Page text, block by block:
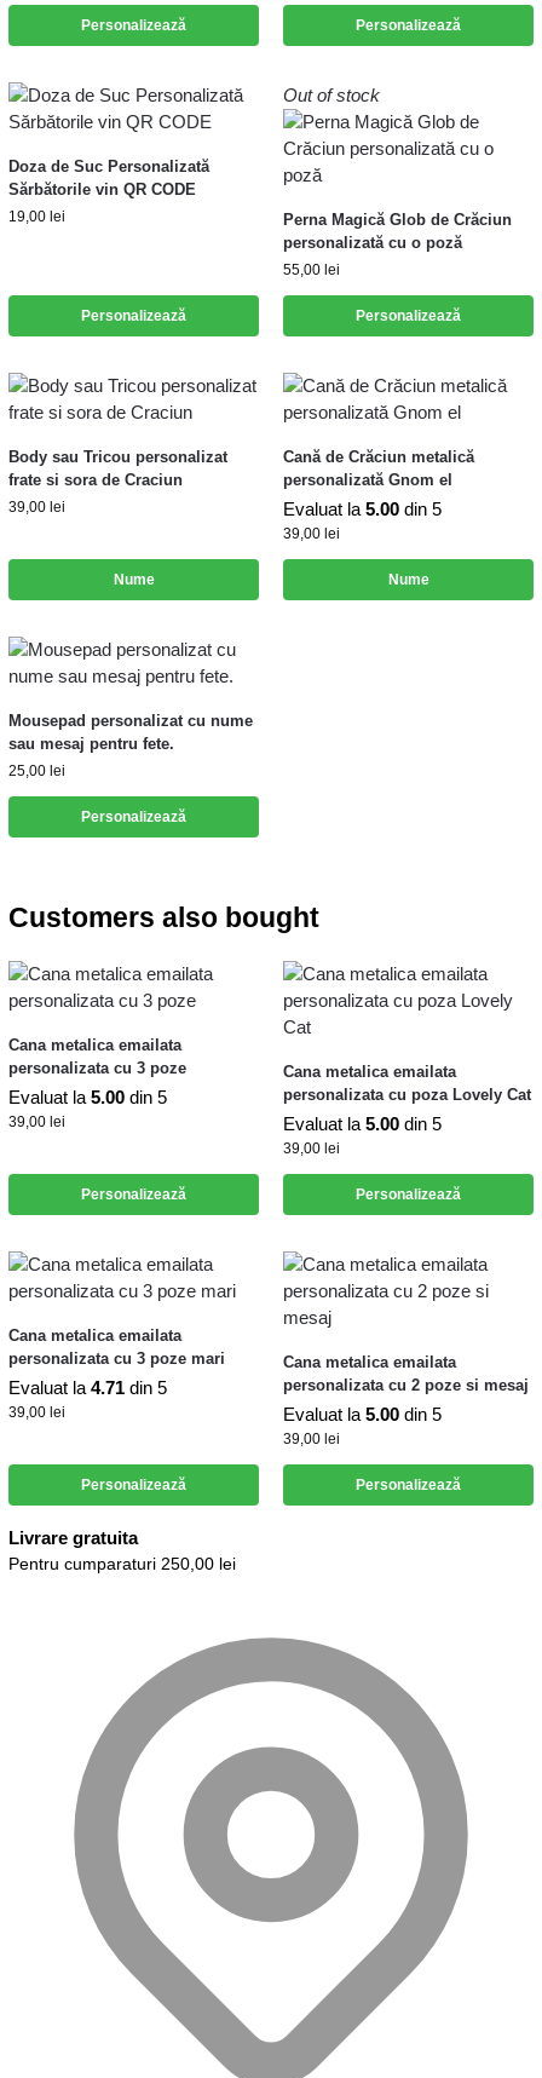
Personalizează Personalizează
Doza de Suc Personalizată
Sărbătorile vin QR CODE
19,00 lei
Personalizează
Out of stock
Perna Magică Glob de Crăciun
personalizată cu o poză
55,00 lei
Personalizează
Body sau Tricou personalizat
frate si sora de Craciun
39,00 lei
Nume
Cană de Crăciun metalică
personalizată Gnom el
Evaluat la 5.00 din 5
39,00 lei
Nume
Mousepad personalizat cu nume
sau mesaj pentru fete.
25,00 lei
Personalizează
Customers also bought
Cana metalica emailata
personalizata cu 3 poze
Evaluat la 5.00 din 5
39,00 lei
Personalizează
Cana metalica emailata
personalizata cu poza Lovely Cat
Evaluat la 5.00 din 5
39,00 lei
Personalizează
Cana metalica emailata
personalizata cu 3 poze mari
Evaluat la 4.71 din 5
39,00 lei
Personalizează
Cana metalica emailata
personalizata cu 2 poze si mesaj
Evaluat la 5.00 din 5
39,00 lei
Personalizează
Livrare gratuita
Pentru cumparaturi 250,00 lei